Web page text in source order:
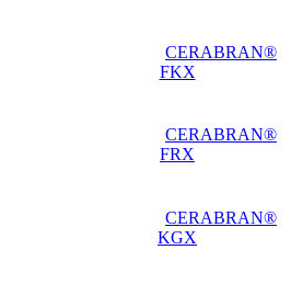
CERABRAN®
FKX
CERABRAN®
FRX
CERABRAN®
KGX